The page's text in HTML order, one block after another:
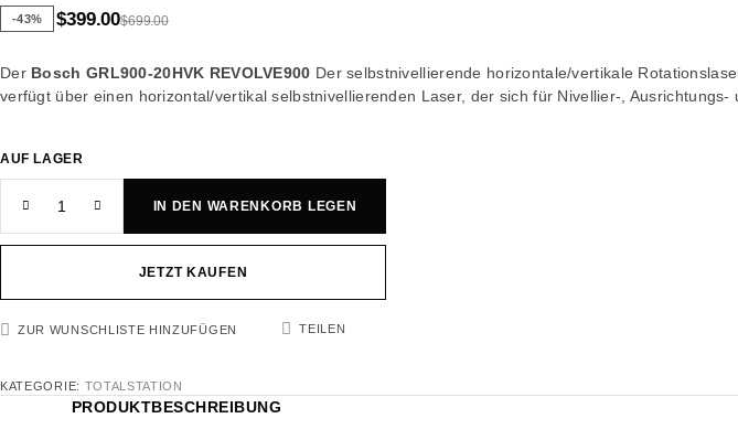
-43% $699.00
$399.00
Der Bosch GRL900-20HVK REVOLVE900 Der selbstnivellierende horizontale/vertikale
verfügt über einen horizontal/vertikal selbstnivellierenden Laser, der sich für Nivellier-, Ausrichtungs-
AUF LAGER
IN DEN WARENKORB LEGEN
JETZT KAUFEN
ZUR WUNSCHLISTE HINZUFÜGEN TEILEN
KATEGORIE: TOTALSTATION
PRODUKTBESCHREIBUNG